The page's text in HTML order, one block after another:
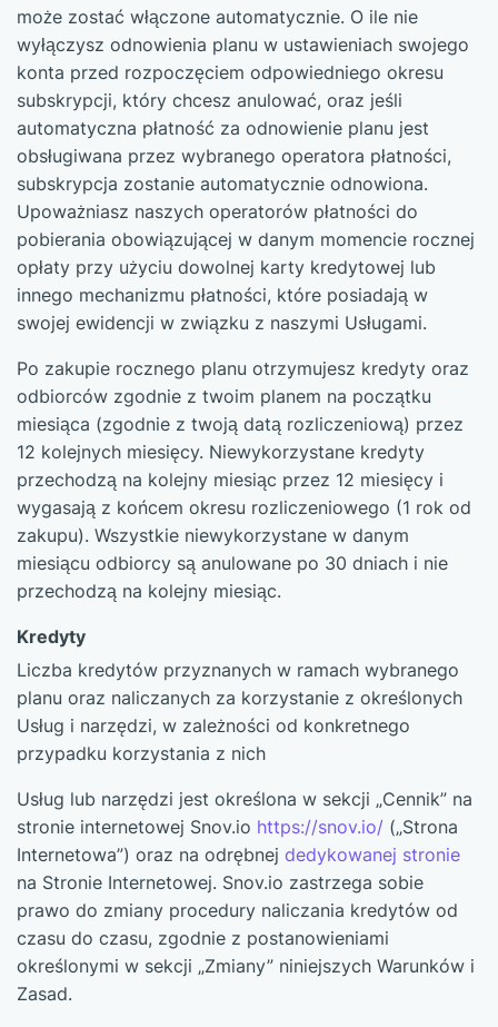
może zostać włączone automatycznie. O ile nie
wyłączysz odnowienia planu w ustawieniach swojego
konta przed rozpoczęciem odpowiedniego okresu
subskrypcji, który chcesz anulować, oraz jeśli
automatyczna płatność za odnowienie planu jest
obsługiwana przez wybranego operatora płatności,
subskrypcja zostanie automatycznie odnowiona.
Upoważniasz naszych operatorów płatności do
pobierania obowiązującej w danym momencie rocznej
opłaty przy użyciu dowolnej karty kredytowej lub
innego mechanizmu płatności, które posiadają w
swojej ewidencji w związku z naszymi Usługami.
Po zakupie rocznego planu otrzymujesz kredyty oraz
odbiorców zgodnie z twoim planem na początku
miesiąca (zgodnie z twoją datą rozliczeniową) przez
12 kolejnych miesięcy. Niewykorzystane kredyty
przechodzą na kolejny miesiąc przez 12 miesięcy i
wygasają z końcem okresu rozliczeniowego (1 rok od
zakupu). Wszystkie niewykorzystane w danym
miesiącu odbiorcy są anulowane po 30 dniach i nie
przechodzą na kolejny miesiąc.
Kredyty
Liczba kredytów przyznanych w ramach wybranego
planu oraz naliczanych za korzystanie z określonych
Usług i narzędzi, w zależności od konkretnego
przypadku korzystania z nich
Usług lub narzędzi jest określona w sekcji „Cennik” na
stronie internetowej Snov.io https://snov.io/ („Strona
Internetowa”) oraz na odrębnej dedykowanej stronie
na Stronie Internetowej. Snov.io zastrzega sobie
prawo do zmiany procedury naliczania kredytów od
czasu do czasu, zgodnie z postanowieniami
określonymi w sekcji „Zmiany” niniejszych Warunków i
Zasad.